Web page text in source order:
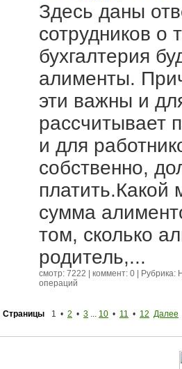
Здесь даны
сотрудников о
бухгалтерия
алименты.
эти важны и
рассчитывает
и для
собственно,
платить.Какой
сумма
том, сколько
родитель,...
смотр: 7222 | коммент: 0 | Рубрика:
операций
Страницы 1 • 2 • 3 ... 10 • 11 • 12 Далее